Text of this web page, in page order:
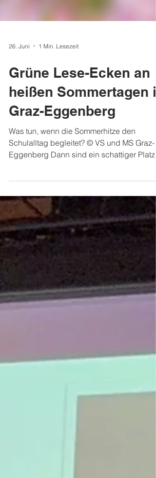
26. Juni 1 Min. Lesezeit
Grüne Lese-Ecken an
heißen Sommertagen
Graz-Eggenberg
Was tun, wenn die Sommerhitze den
weitläufigen Gelände der Schulschwestern
in Eggenberg finden sich zahlreiche
Plätzchen, die zum Lesen bei heißen
Temperaturen einladen. Dort können die
Kinder es sich gemütlich machen und
einmal in aller Ruhe ein Buch lesen. OSR
Maria Gabriela Kopetzky Schulleiterin
Private Volks- und Mittelschule des Vereins
für Franziskan